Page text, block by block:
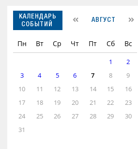
КАЛЕНДАРЬ
СОБЫТИЙ
АВГУСТ
Пн Вт Ср Чт Пт Сб Вс
1
2
3
4 5 6 7 8
9
10
11 12 13 14 15
16
17
18 19 20 21 22
23
24
25 26 27 28 29
30
31